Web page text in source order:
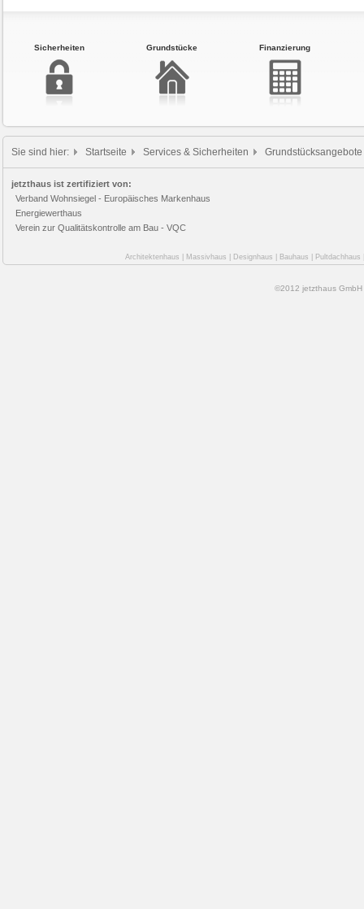
Sicherheiten Grundstücke Finanzierung
Sie sind hier: Startseite Services & Sicherheiten Grundstücksangebote
jetzthaus ist zertifiziert von:
Verband Wohnsiegel - Europäisches Markenhaus
Energiewerthaus
Verein zur Qualitätskontrolle am Bau - VQC
Architektenhaus Massivhaus Designhaus Bauhaus Pultdachhaus
©2012 jetzthaus GmbH